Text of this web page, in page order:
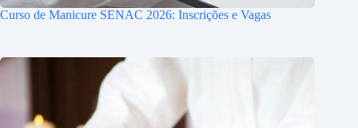
Curso de Manicure SENAC 2026: Inscrições e Vagas